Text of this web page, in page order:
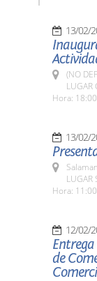
13/02/
(NO
Hora:
13/02/
LUGAR
Hora:
12/02/
de